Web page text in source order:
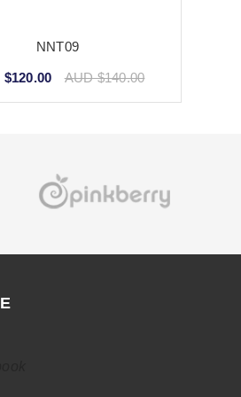
NNT09
AUD $140.00